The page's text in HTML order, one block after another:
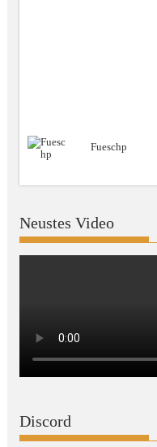
Fueschp
Neustes Video
Discord